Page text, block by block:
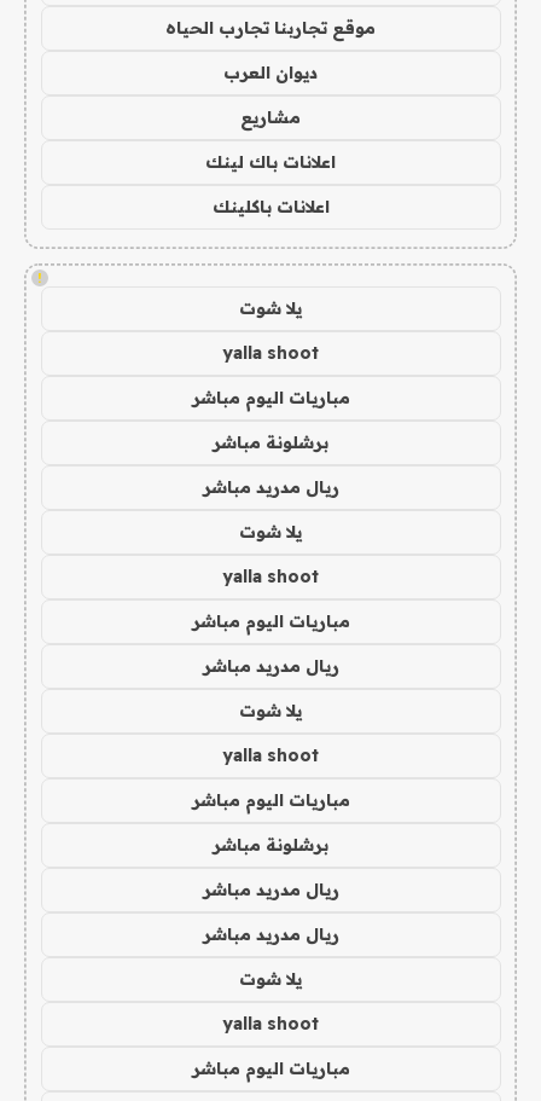
موقع تجاربنا تجارب الحياه
ديوان العرب
مشاريع
اعلانات باك لينك
اعلانات باكلينك
!
يلا شوت
yalla shoot
مباريات اليوم مباشر
برشلونة مباشر
ريال مدريد مباشر
يلا شوت
yalla shoot
مباريات اليوم مباشر
ريال مدريد مباشر
يلا شوت
yalla shoot
مباريات اليوم مباشر
برشلونة مباشر
ريال مدريد مباشر
ريال مدريد مباشر
يلا شوت
yalla shoot
مباريات اليوم مباشر